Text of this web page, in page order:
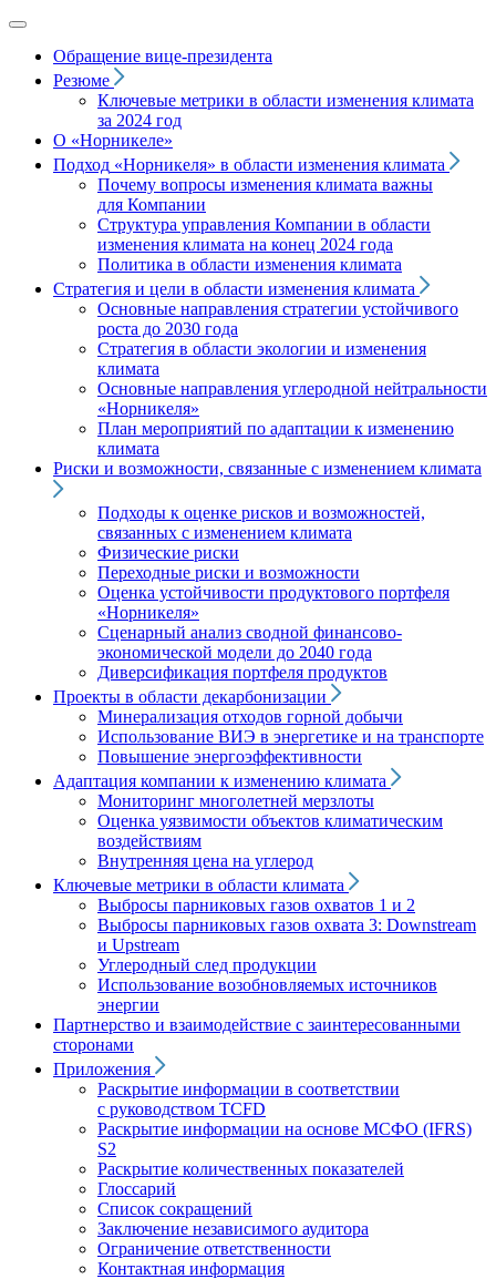
Обращение вице‑президента
Резюме
Ключевые метрики в области изменения климата
за 2024 год
О «Норникеле»
Подход «Норникеля» в области изменения климата
Почему вопросы изменения климата важны
для Компании
Структура управления Компании в области
изменения климата на конец 2024 года
Политика в области изменения климата
Стратегия и цели в области изменения климата
Основные направления стратегии устойчивого
роста до 2030 года
Стратегия в области экологии и изменения
климата
Основные направления углеродной нейтральности
«Норникеля»
План мероприятий по адаптации к изменению
климата
Риски и возможности, связанные с изменением климата
Подходы к оценке рисков и возможностей,
связанных с изменением климата
Физические риски
Переходные риски и возможности
Оценка устойчивости продуктового портфеля
«Норникеля»
Сценарный анализ сводной финансово-
экономической модели до 2040 года
Диверсификация портфеля продуктов
Проекты в области декарбонизации
Минерализация отходов горной добычи
Использование ВИЭ в энергетике и на транспорте
Повышение энергоэффективности
Адаптация компании к изменению климата
Мониторинг многолетней мерзлоты
Оценка уязвимости объектов климатическим
воздействиям
Внутренняя цена на углерод
Ключевые метрики в области климата
Выбросы парниковых газов охватов 1 и 2
Выбросы парниковых газов охвата 3: Downstream
и Upstream
Углеродный след продукции
Использование возобновляемых источников
энергии
Партнерство и взаимодействие с заинтересованными
сторонами
Приложения
Раскрытие информации в соответствии
с руководством TCFD
Раскрытие информации на основе МСФО (IFRS)
S2
Раскрытие количественных показателей
Глоссарий
Список сокращений
Заключение независимого аудитора
Ограничение ответственности
Контактная информация